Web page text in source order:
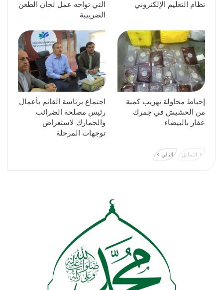
نظام التعليم الإلكتروني
التي تواجه عمل لجان الطعن
الضريبية
إحباط محاولة تهريب كمية
من الحشيش في جمرك
عفار بالبيضاء
اجتماع برئاسة القائم بأعمال
رئيس مصلحة الضرائب
والجمارك لاستعراض
توجهات المرحلة
السابق التالي